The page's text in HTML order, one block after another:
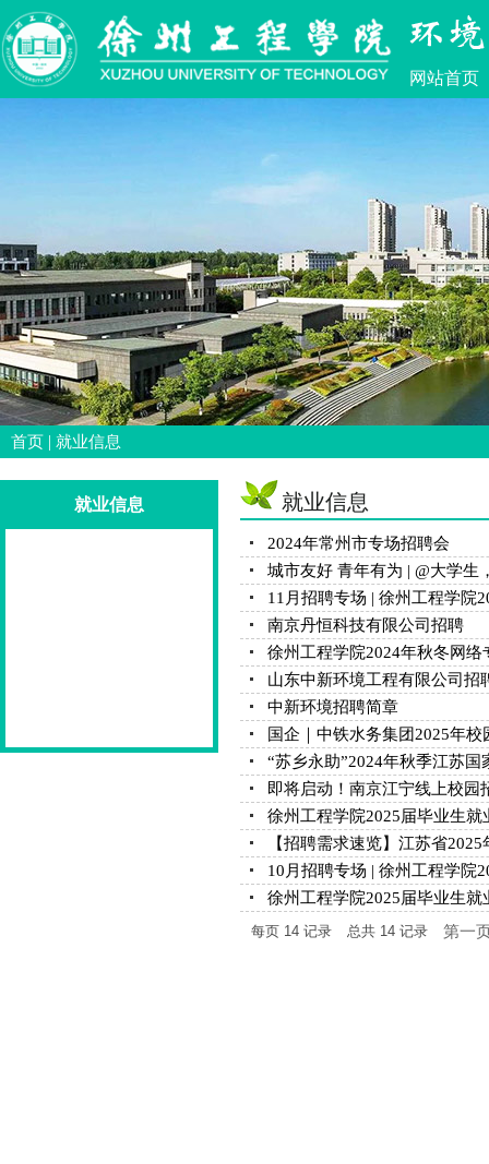
网站首页
首页 | 就业信息
就业信息 就业信息
2024年常州市专场招聘会
城市友好 青年有为 | @大学生
11月招聘专场 | 徐州工程学院
南京丹恒科技有限公司招聘
徐州工程学院2024年秋冬网络
山东中新环境工程有限公司招
中新环境招聘简章
国企｜中铁水务集团2025年
“苏乡永助”2024年秋季江苏
即将启动！南京江宁线上校
徐州工程学院2025届毕业生
【招聘需求速览】江苏省
10月招聘专场 | 徐州工程学院
徐州工程学院2025届毕业生
每页 14 记录 总共 14 记录 第一